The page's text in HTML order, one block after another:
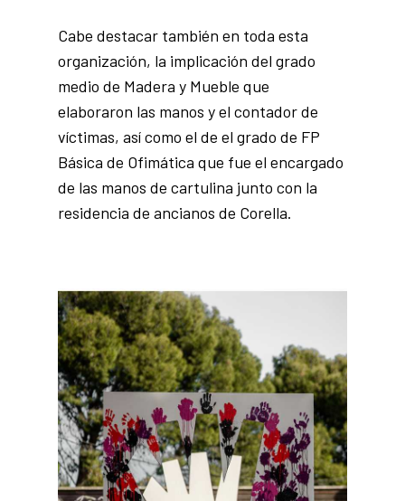
Cabe destacar también en toda esta
organización, la implicación del grado
medio de Madera y Mueble que
elaboraron las manos y el contador de
víctimas, así como el de el grado de FP
Básica de Ofimática que fue el encargado
de las manos de cartulina junto con la
residencia de ancianos de Corella.